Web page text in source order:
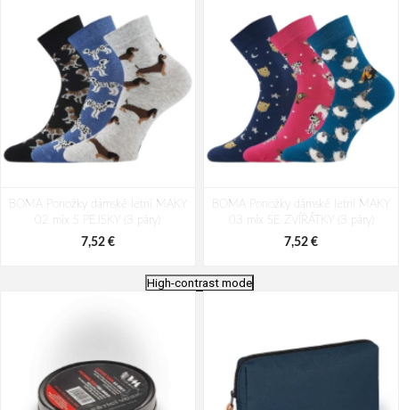
BOMA Ponožky dámské letní MAKY
02 mix S PEJSKY (3 páry)
7,52 €
BOMA Ponožky dámské letní MAKY
03 mix SE ZVÍŘÁTKY (3 páry)
7,52 €
High-contrast mode